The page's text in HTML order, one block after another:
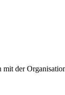
mit der